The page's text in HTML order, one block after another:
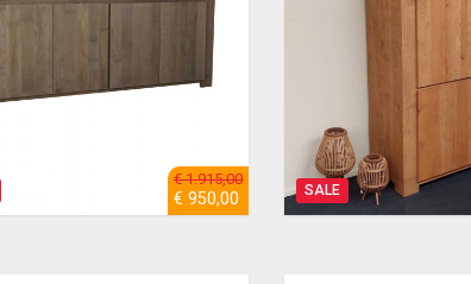
€ 1.915,00
€ 950,00 SALE